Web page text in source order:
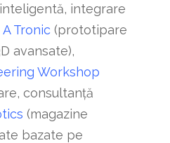
integrare
Tronic(prototipare
avansate),
Workshop
consultanță
(magazine
bazate pe